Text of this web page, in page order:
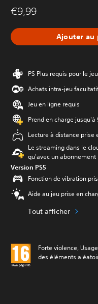
€9,99
Ajouter au
PS Plus requis pour le
Achats intra-jeu
Jeu en ligne requis
Prend en charge jusqu'à
Lecture à distance prise
Le streaming dans le
qu'avec un abonnement
Version PS5
Fonction de vibration
Aide au jeu prise en
Tout afficher
Forte violence,
des éléments